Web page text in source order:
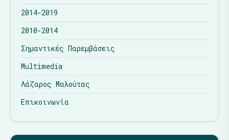
2014-2019
2010-2014
Σημαντικές Παρεμβάσεις
Multimedia
Λάζαρος Μαλούτας
Επικοινωνία